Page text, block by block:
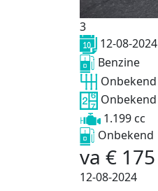
3
12-08-2024
Benzine
Onbekend
Onbekend
1.199 cc
Onbekend
va € 175
12-08-2024